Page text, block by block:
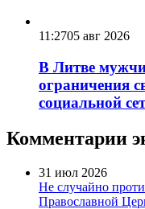
11:2705 авг 2026
В Литве
ограничения
социальной
Комментарии
31 июл 2026
Не случайно
Православной